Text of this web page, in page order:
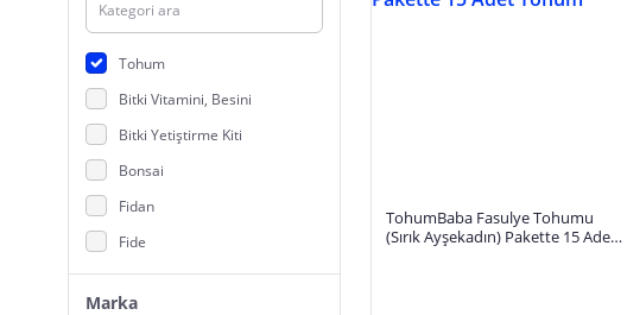
Tohum
Bitki Vitamini, Besini
Bitki Yetiştirme Kiti
Bonsai
Fidan
Fide
Gübre
Marka
TohumBaba Fasulye Tohumu
(Sırık Ayşekadın) Pakette 15 Adet